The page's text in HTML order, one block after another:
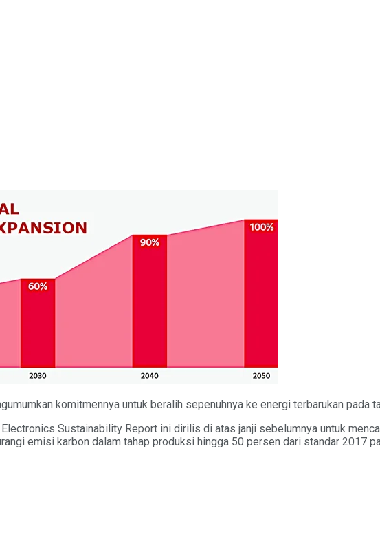
komitmennya untuk beralih sepenuhnya ke energi terbarukan pada
Sustainability Report ini dirilis di atas janji sebelumnya untuk
emisi karbon dalam tahap produksi hingga 50 persen dari standar 2017